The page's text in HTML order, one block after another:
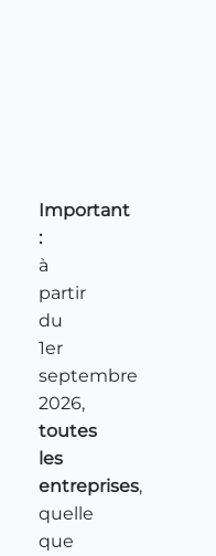
Important
:
à
partir
du
1er
septembre
2026,
toutes
les
entreprises,
quelle
que